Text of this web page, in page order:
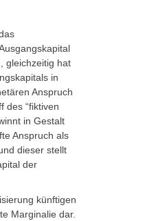
gleichzeitig hat
in
Anspruch
des “fiktiven
in Gestalt
Anspruch als
dieser stellt
der
künftigen
Marginalie dar.